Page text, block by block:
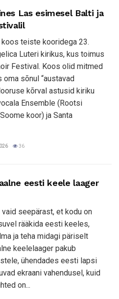
Las esimesel Balti ja
teiste kooridega 23.
Luteri kirikus, kus toimus
Festival. Koos olid mitmed
sõnul “austavad
kõrval astusid kiriku
Ensemble (Rootsi
koor) ja Santa
36
eesti keele laager
seepärast, et kodu on
rääkida eesti keeles,
ja teha midagi päriselt
keelelaager pakub
ühendades eesti lapsi
ekraani vahendusel, kuid
on...